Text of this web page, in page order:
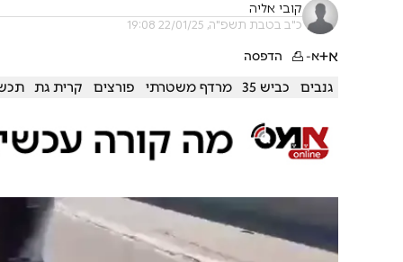
קובי אליה
כ"ב בטבת תשפ"ה, 22/01/25 19:08
א+א- הדפסה
גנבים כביש 35 מרדף משטרתי פורצים קרית גת